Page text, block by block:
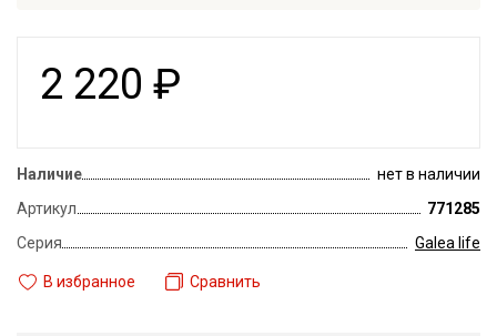
2 220 ₽
Наличие
нет в наличии
Артикул
771285
Серия
Galea life
В избранное Сравнить